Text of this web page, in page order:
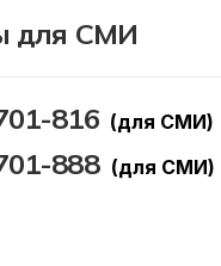
для СМИ
816 (для СМИ)
888 (для СМИ)